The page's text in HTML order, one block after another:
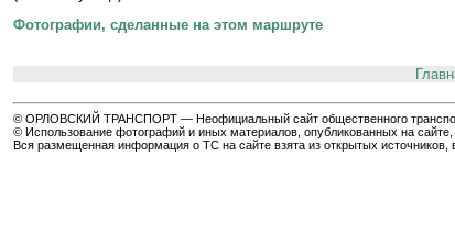
Фотографии, сделанные на этом маршруте
© ОРЛОВСКИЙ ТРАНСПОРТ — Неофициальный сайт общественного
© Использование фотографий и иных материалов, опубликованных на сайте,
Вся размещенная информация о ТС на сайте взята из открытых источников,